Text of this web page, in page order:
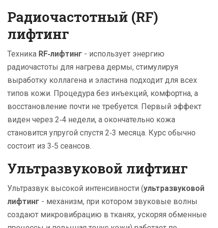
Радиочастотный (RF)
лифтинг
Техника RF‑лифтинг - использует энергию
радиочастоты для нагрева дермы, стимулируя
выработку коллагена и эластина подходит для всех
типов кожи. Процедура без инъекций, комфортна, а
восстановление почти не требуется. Первый эффект
виден через 2‑4 недели, а окончательно кожа
становится упругой спустя 2‑3 месяца. Курс обычно
состоит из 3‑5 сеансов.
Ультразвуковой лифтинг
Ультразвук высокой интенсивности (ультразвуковой
лифтинг - механизм, при котором звуковые волны
создают микровибрацию в тканях, ускоряя обменные